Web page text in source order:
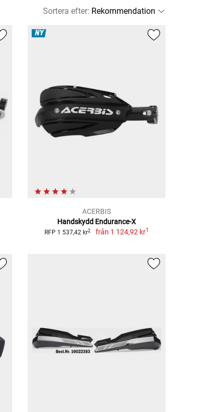
Sortera efter:
NY
ACERBIS
Handskydd Endurance-X
RFP 1 537,42 kr2 från 1 124,92 kr1